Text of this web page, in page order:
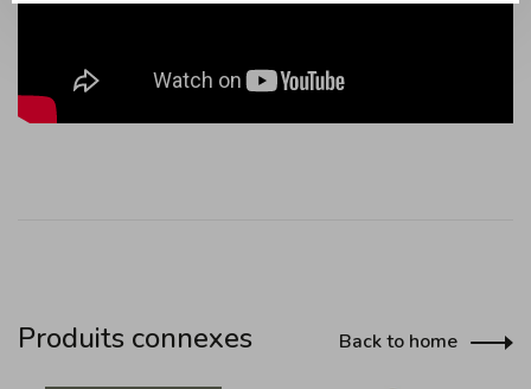
Produits connexes Back to home